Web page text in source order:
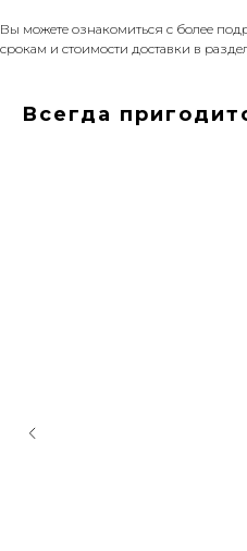
Вы можете ознакомиться с более
срокам и стоимости доставки в
Всегда